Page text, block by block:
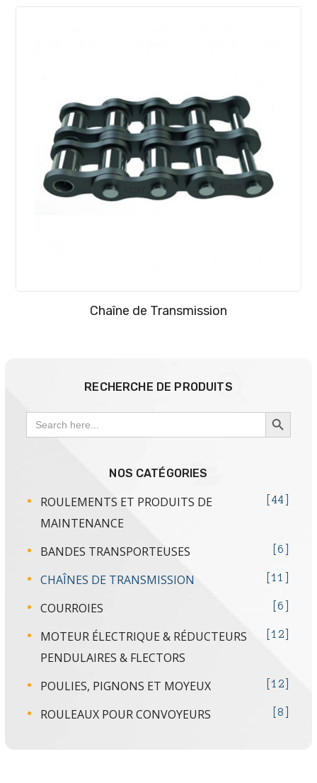
Chaîne de Transmission
RECHERCHE DE PRODUITS
Search
for:
SEARCH BUTTON
NOS CATÉGORIES
ROULEMENTS ET PRODUITS DE
MAINTENANCE
44
BANDES TRANSPORTEUSES 6
CHAÎNES DE TRANSMISSION 11
COURROIES 6
MOTEUR ÉLECTRIQUE & RÉDUCTEURS
PENDULAIRES & FLECTORS
12
POULIES, PIGNONS ET MOYEUX 12
ROULEAUX POUR CONVOYEURS 8